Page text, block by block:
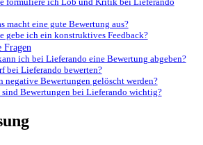
macht eine gute Bewertung aus?
gebe ich ein konstruktives Feedback?
Fragen
ich bei Lieferando eine Bewertung abgeben?
bei Lieferando bewerten?
negative Bewertungen gelöscht werden?
sind Bewertungen bei Lieferando wichtig?